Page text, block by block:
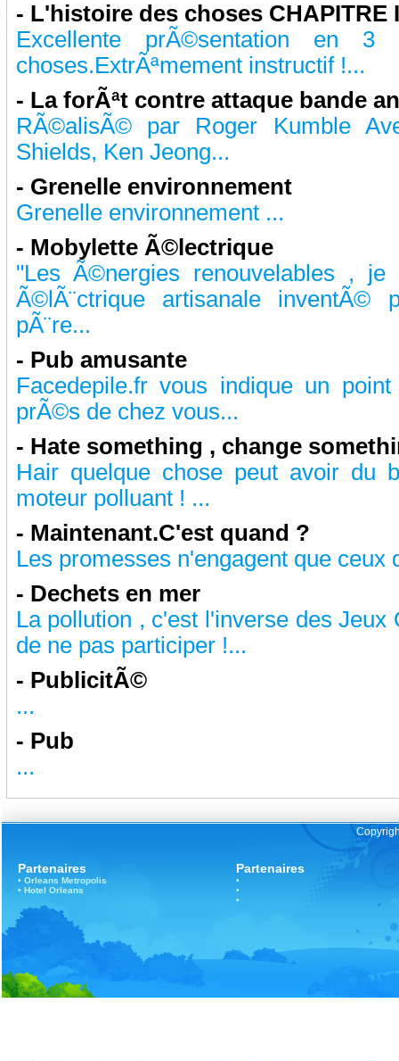
- L'histoire des choses CHAPITRE
Excellente prÃ©sentation en
choses.ExtrÃªmement instructif !...
- La forÃªt contre attaque bande
RÃ©alisÃ© par Roger Kumble
Shields, Ken Jeong...
- Grenelle environnement
Grenelle environnement ...
- Mobylette Ã©lectrique
"Les Ã©nergies renouvelables ,
Ã©lÃ¨ctrique artisanale inventÃ©
pÃ¨re...
- Pub amusante
Facedepile.fr vous indique un
prÃ©s de chez vous...
- Hate something , change
Hair quelque chose peut avoir du
moteur polluant ! ...
- Maintenant.C'est quand ?
Les promesses n'engagent que ceux
- Dechets en mer
La pollution , c'est l'inverse des
de ne pas participer !...
- PublicitÃ©
...
- Pub
...
Partenaires
• Orleans Metropolis
• Hotel Orleans
Partenaires
•
•
•